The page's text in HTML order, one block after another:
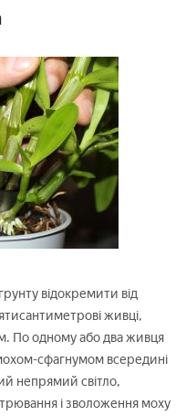
відокремити від
живці,
По одному або два живця
сфагнумом всередині
непрямий світло,
і зволоження моху